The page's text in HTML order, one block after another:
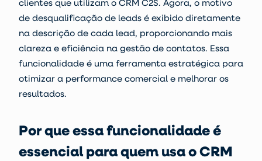
de desqualificação de leads é exibido diretamente
na descrição de cada lead, proporcionando mais
clareza e eficiência na gestão de contatos. Essa
funcionalidade é uma ferramenta estratégica para
otimizar a performance comercial e melhorar os
resultados.
Por que essa funcionalidade é
essencial para quem usa o CRM